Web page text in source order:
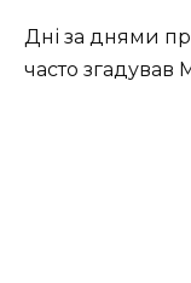
Дні за днями
часто згадував